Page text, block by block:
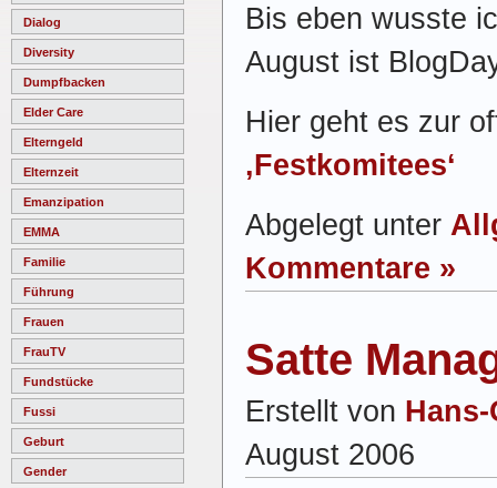
Dialog
Diversity
Dumpfbacken
Elder Care
Elterngeld
Elternzeit
Emanzipation
EMMA
Familie
Führung
Frauen
FrauTV
Fundstücke
Fussi
Geburt
Gender
Bis eben wusste
August ist
Hier geht es zur
‚Festkomitees‘
Abgelegt unter
Kommentare »
Satte
Erstellt von
August 2006